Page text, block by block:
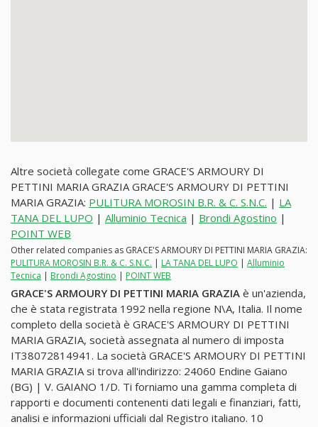
Altre società collegate come GRACE'S ARMOURY DI
PETTINI MARIA GRAZIA GRACE'S ARMOURY DI PETTINI
MARIA GRAZIA: PULITURA MOROSIN B.R. & C. S.N.C. | LA
TANA DEL LUPO | Alluminio Tecnica | Brondi Agostino |
POINT WEB
Other related companies as GRACE'S ARMOURY DI PETTINI MARIA GRAZIA:
PULITURA MOROSIN B.R. & C. S.N.C. | LA TANA DEL LUPO | Alluminio
Tecnica | Brondi Agostino | POINT WEB
GRACE'S ARMOURY DI PETTINI MARIA GRAZIA è un'azienda,
che è stata registrata 1992 nella regione N\A, Italia. Il nome
completo della società è GRACE'S ARMOURY DI PETTINI
MARIA GRAZIA, società assegnata al numero di imposta
IT38072814941. La società GRACE'S ARMOURY DI PETTINI
MARIA GRAZIA si trova all'indirizzo: 24060 Endine Gaiano
(BG) | V. GAIANO 1/D. Ti forniamo una gamma completa di
rapporti e documenti contenenti dati legali e finanziari, fatti,
analisi e informazioni ufficiali dal Registro italiano. 10